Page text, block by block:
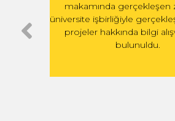
makamında gerçekleşen
üniversite işbirliğiyle
projeler hakkında bilgi
bulunuldu.